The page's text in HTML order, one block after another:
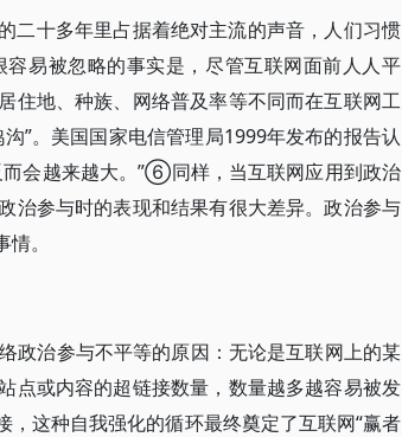
二十多年里占据着绝对主流的声音，人们习惯
易被忽略的事实是，尽管互联网面前人人平
住地、种族、网络普及率等不同而在互联网工
”。美国国家电信管理局1999年发布的报告认
会越来越大。”⑥同样，当互联网应用到政治
治参与时的表现和结果有很大差异。政治参与
。
政治参与不平等的原因：无论是互联网上的某
点或内容的超链接数量，数量越多越容易被发
这种自我强化的循环最终奠定了互联网“赢者